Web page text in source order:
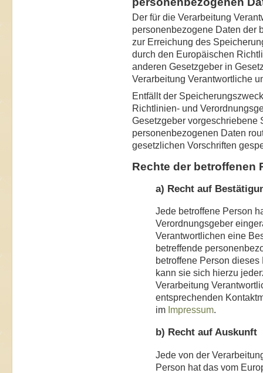
Der für die Verarbeitung
personenbezogene Daten der
zur Erreichung des
durch den Europäischen
anderen Gesetzgeber in
Verarbeitung Verantwortliche
Entfällt der
Richtlinien- und
Gesetzgeber vorgeschriebene
personenbezogenen Daten
gesetzlichen Vorschriften
Rechte der betroffenen
a) Recht auf
Jede betroffene Person
Verordnungsgeber
Verantwortlichen eine
betreffende
betroffene Person
kann sie sich hierzu
Verarbeitung
entsprechenden
im Impressum.
b) Recht auf Auskunft
Jede von der
Person hat das vom